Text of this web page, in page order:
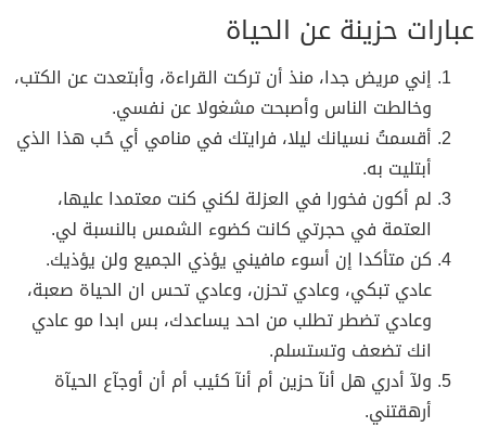
عبارات حزينة عن الحياة
إني مريض جدا، منذ أن تركت القراءة، وأبتعدت عن الكتب،
وخالطت الناس وأصبحت مشغولا عن نفسي.
أقسمتُ نسيانك ليلا، فرايتك في منامي أي حُب هذا الذي
أبتليت به.
لم أكون فخورا في العزلة لكني كنت معتمدا عليها،
العتمة في حجرتي كانت كضوء الشمس بالنسبة لي.
كن متأكدا إن أسوء مافيني يؤذي الجميع ولن يؤذيك.
عادي تبكي، وعادي تحزن، وعادي تحس ان الحياة صعبة،
وعادي تضطر تطلب من احد يساعدك، بس ابدا مو عادي
انك تضعف وتستسلم.
ولآ أدري هل أنآ حزين أم أنآ كئيب أم أن أوجآع الحيآة
أرهقتني.